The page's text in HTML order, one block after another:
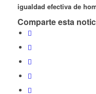
igualdad efectiva de
Comparte esta